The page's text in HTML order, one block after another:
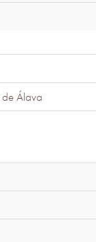
de Álava